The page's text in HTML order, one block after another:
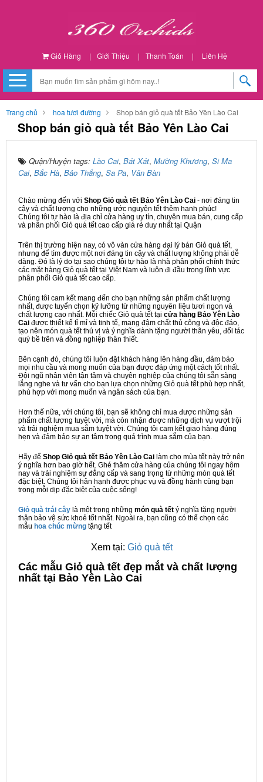
Giỏ Hàng | Giới Thiệu | Thanh Toán | Liên Hệ
Trang chủ hoa tươi đường Shop bán giỏ quà tết Bảo Yên Lào Cai
Shop bán giỏ quà tết Bảo Yên Lào Cai
Quận/Huyện tags: Lào Cai, Bát Xát, Mường Khương, Si Ma
Cai, Bắc Hà, Bảo Thắng, Sa Pa, Văn Bàn
Chào mừng đến với Shop Giỏ quà tết Bảo Yên Lào Cai - nơi đáng tin
cậy và chất lượng cho những ước nguyện tết thêm hạnh phúc!
Chúng tôi tự hào là địa chỉ cửa hàng uy tín, chuyên mua bán, cung cấp
và phân phối Giỏ quà tết cao cấp giá rẻ duy nhất tại Quận
Trên thị trường hiện nay, có vô vàn cửa hàng đại lý bán Giỏ quà tết,
nhưng để tìm được một nơi đáng tin cậy và chất lượng không phải dễ
dàng. Đó là lý do tại sao chúng tôi tự hào là nhà phân phối chính thức
các mặt hàng Giỏ quà tết tại Việt Nam và luôn đi đầu trong lĩnh vực
phân phối Giỏ quà tết cao cấp.
Chúng tôi cam kết mang đến cho bạn những sản phẩm chất lượng
nhất, được tuyển chọn kỹ lưỡng từ những nguyên liệu tươi ngon và
chất lượng cao nhất. Mỗi chiếc Giỏ quà tết tại cửa hàng Bảo Yên Lào
Cai được thiết kế tỉ mỉ và tinh tế, mang đậm chất thủ công và độc đáo,
tạo nên món quà tết thú vị và ý nghĩa dành tặng người thân yêu, đối tác
quý bề trên và đồng nghiệp thân thiết.
Bên cạnh đó, chúng tôi luôn đặt khách hàng lên hàng đầu, đảm bảo
mọi nhu cầu và mong muốn của bạn được đáp ứng một cách tốt nhất.
Đội ngũ nhân viên tận tâm và chuyên nghiệp của chúng tôi sẵn sàng
lắng nghe và tư vấn cho bạn lựa chọn những Giỏ quà tết phù hợp nhất,
phù hợp với mong muốn và ngân sách của bạn.
Hơn thế nữa, với chúng tôi, bạn sẽ không chỉ mua được những sản
phẩm chất lượng tuyệt vời, mà còn nhận được những dịch vụ vượt trội
và trải nghiệm mua sắm tuyệt vời. Chúng tôi cam kết giao hàng đúng
hẹn và đảm bảo sự an tâm trong quá trình mua sắm của bạn.
Hãy để Shop Giỏ quà tết Bảo Yên Lào Cai làm cho mùa tết này trở nên
ý nghĩa hơn bao giờ hết. Ghé thăm cửa hàng của chúng tôi ngay hôm
nay và trải nghiệm sự đẳng cấp và sang trọng từ những món quà tết
đặc biệt. Chúng tôi hân hạnh được phục vụ và đồng hành cùng bạn
trong mỗi dịp đặc biệt của cuộc sống!
Giỏ quà trái cây là một trong những món quà tết ý nghĩa tặng người
thân bảo vệ sức khoẻ tốt nhất. Ngoài ra, bạn cũng có thể chọn các
mẫu hoa chúc mừng tặng tết
Xem tại: Giỏ quà tết
Các mẫu Giỏ quà tết đẹp mắt và chất lượng
nhất tại Bảo Yên Lào Cai